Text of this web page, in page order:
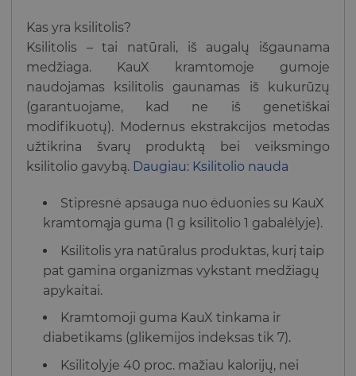
Kas yra ksilitolis?
Ksilitolis – tai natūrali, iš augalų išgaunama
medžiaga. KauX kramtomoje gumoje
naudojamas ksilitolis gaunamas iš kukurūzų
(garantuojame, kad ne iš genetiškai
modifikuotų). Modernus ekstrakcijos metodas
užtikrina švarų produktą bei veiksmingo
ksilitolio gavybą. Daugiau: Ksilitolio nauda
Stipresnė apsauga nuo ėduonies su KauX
kramtomąja guma (1 g ksilitolio 1 gabalėlyje).
Ksilitolis yra natūralus produktas, kurį taip
pat gamina organizmas vykstant medžiagų
apykaitai.
Kramtomoji guma KauX tinkama ir
diabetikams (glikemijos indeksas tik 7).
Ksilitolyje 40 proc. mažiau kalorijų, nei